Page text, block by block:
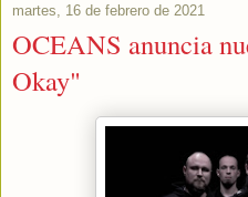
martes, 16 de febrero de 2021
OCEANS anuncia
Okay"